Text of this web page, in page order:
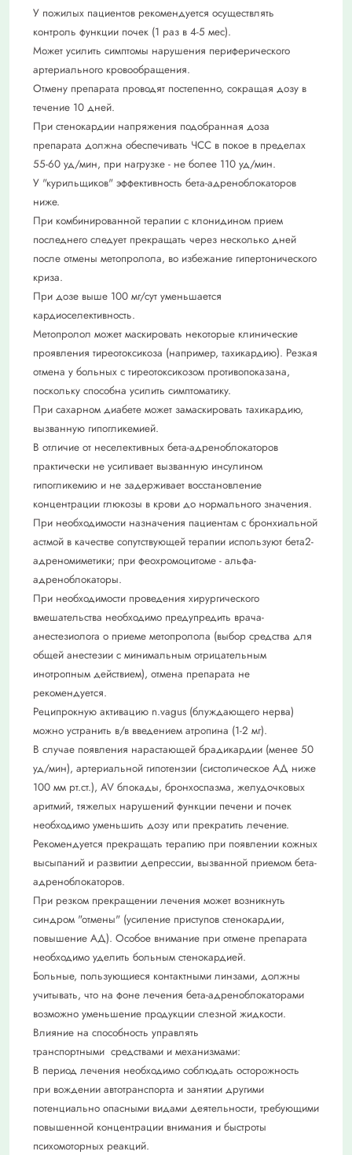
У пожилых пациентов рекомендуется осуществлять
контроль функции почек (1 раз в 4-5 мес).
Может усилить симптомы нарушения периферического
артериального кровообращения.
Отмену препарата проводят постепенно, сокращая дозу в
течение 10 дней.
При стенокардии напряжения подобранная доза
препарата должна обеспечивать ЧСС в покое в пределах
55-60 уд/мин, при нагрузке - не более 110 уд/мин.
У "курильщиков" эффективность бета-адреноблокаторов
ниже.
При комбинированной терапии с клонидином прием
последнего следует прекращать через несколько дней
после отмены метопролола, во избежание гипертонического
криза.
При дозе выше 100 мг/сут уменьшается
кардиоселективность.
Метопролол может маскировать некоторые клинические
проявления тиреотоксикоза (например, тахикардию). Резкая
отмена у больных с тиреотоксикозом противопоказана,
поскольку способна усилить симптоматику.
При сахарном диабете может замаскировать тахикардию,
вызванную гипогликемией.
В отличие от неселективных бета-адреноблокаторов
практически не усиливает вызванную инсулином
гипогликемию и не задерживает восстановление
концентрации глюкозы в крови до нормального значения.
При необходимости назначения пациентам с бронхиальной
астмой в качестве сопутствующей терапии используют бета2-
адреномиметики; при феохромоцитоме - альфа-
адреноблокаторы.
При необходимости проведения хирургического
вмешательства необходимо предупредить врача-
анестезиолога о приеме метопролола (выбор средства для
общей анестезии с минимальным отрицательным
инотропным действием), отмена препарата не
рекомендуется.
Реципрокную активацию n.vagus (блуждающего нерва)
можно устранить в/в введением атропина (1-2 мг).
В случае появления нарастающей брадикардии (менее 50
уд/мин), артериальной гипотензии (систолическое АД ниже
100 мм рт.ст.), AV блокады, бронхоспазма, желудочковых
аритмий, тяжелых нарушений функции печени и почек
необходимо уменьшить дозу или прекратить лечение.
Рекомендуется прекращать терапию при появлении кожных
высыпаний и развитии депрессии, вызванной приемом бета-
адреноблокаторов.
При резком прекращении лечения может возникнуть
синдром "отмены" (усиление приступов стенокардии,
повышение АД). Особое внимание при отмене препарата
необходимо уделить больным стенокардией.
Больные, пользующиеся контактными линзами, должны
учитывать, что на фоне лечения бета-адреноблокаторами
возможно уменьшение продукции слезной жидкости.
Влияние на способность управлять
транспортными средствами и механизмами:
В период лечения необходимо соблюдать осторожность
при вождении автотранспорта и занятии другими
потенциально опасными видами деятельности, требующими
повышенной концентрации внимания и быстроты
психомоторных реакций.